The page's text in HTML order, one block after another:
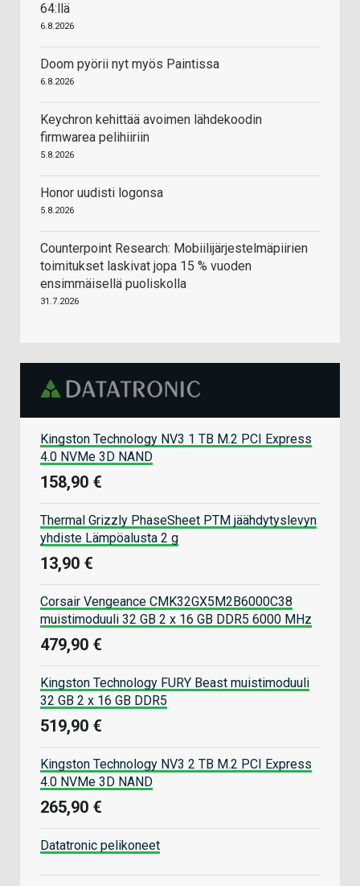
64:llä
6.8.2026
Doom pyörii nyt myös Paintissa
6.8.2026
Keychron kehittää avoimen lähdekoodin
firmwarea pelihiiriin
5.8.2026
Honor uudisti logonsa
5.8.2026
Counterpoint Research: Mobiilijärjestelmäpiirien
toimitukset laskivat jopa 15 % vuoden
ensimmäisellä puoliskolla
31.7.2026
Kingston Technology NV3 1 TB M.2 PCI Express
4.0 NVMe 3D NAND
158,90 €
Thermal Grizzly PhaseSheet PTM jäähdytyslevyn
yhdiste Lämpöalusta 2 g
13,90 €
Corsair Vengeance CMK32GX5M2B6000C38
muistimoduuli 32 GB 2 x 16 GB DDR5 6000 MHz
479,90 €
Kingston Technology FURY Beast muistimoduuli
32 GB 2 x 16 GB DDR5
519,90 €
Kingston Technology NV3 2 TB M.2 PCI Express
4.0 NVMe 3D NAND
265,90 €
Datatronic pelikoneet